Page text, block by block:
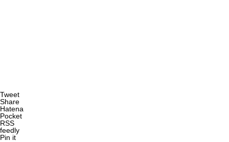
Tweet
Share
Hatena
Pocket
RSS
feedly
Pin it